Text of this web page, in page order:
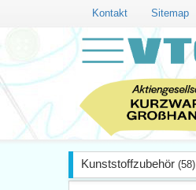
Kontakt Sitemap
Kunststoffzubehör (58)